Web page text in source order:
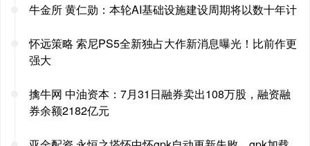
牛金所 黄仁勋：本轮AI基础设施建设周期将以数十年计
怀远策略 索尼PS5全新独占大作新消息曝光！比前作更
强大
擒牛网 中油资本：7月31日融券卖出108万股，融资融
券余额2182亿元